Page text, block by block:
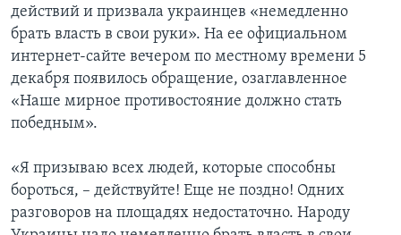
действий и призвала украинцев «немедленно
брать власть в свои руки». На ее официальном
интернет-сайте вечером по местному времени 5
декабря появилось обращение, озаглавленное
«Наше мирное противостояние должно стать
победным».
«Я призываю всех людей, которые способны
бороться, – действуйте! Еще не поздно! Одних
разговоров на площадях недостаточно. Народу